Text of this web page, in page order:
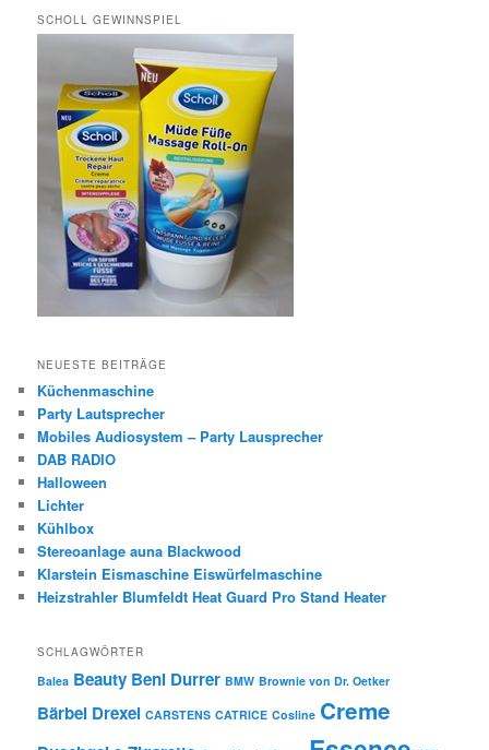
SCHOLL GEWINNSPIEL
NEUESTE BEITRÄGE
Küchenmaschine
Party Lautsprecher
Mobiles Audiosystem – Party Lausprecher
DAB RADIO
Halloween
Lichter
Kühlbox
Stereoanlage auna Blackwood
Klarstein Eismaschine Eiswürfelmaschine
Heizstrahler Blumfeldt Heat Guard Pro Stand Heater
SCHLAGWÖRTER
Balea Beauty Beni Durrer BMW Brownie von Dr. Oetker
Bärbel Drexel CARSTENS CATRICE Cosline Creme